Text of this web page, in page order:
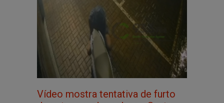
Vídeo mostra tentativa de furto